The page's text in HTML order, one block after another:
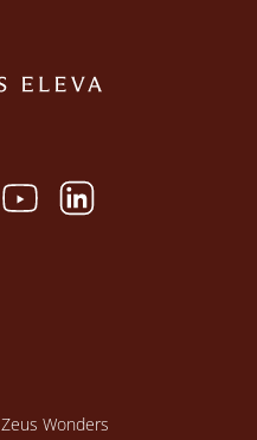
Zeus Wonders